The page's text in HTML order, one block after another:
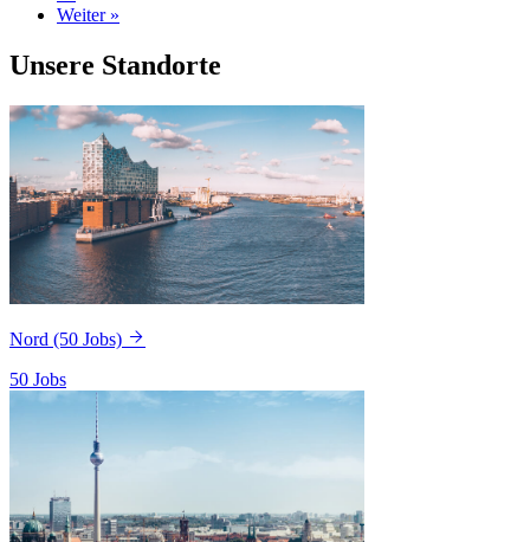
Weiter »
Unsere Standorte
Nord (50 Jobs)
50 Jobs